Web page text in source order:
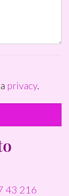
privacy.
43 216